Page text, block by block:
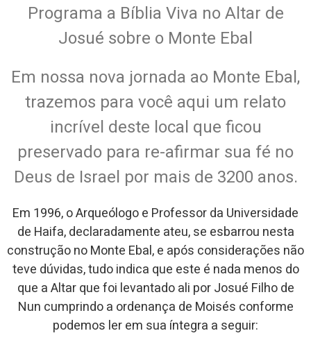
Programa a Bíblia Viva no Altar de
Josué sobre o Monte Ebal
Em nossa nova jornada ao Monte Ebal,
trazemos para você aqui um relato
incrível deste local que ficou
preservado para re-afirmar sua fé no
Deus de Israel por mais de 3200 anos.
Em 1996, o Arqueólogo e Professor da Universidade
de Haifa, declaradamente ateu, se esbarrou nesta
construção no Monte Ebal, e após considerações não
teve dúvidas, tudo indica que este é nada menos do
que a Altar que foi levantado ali por Josué Filho de
Nun cumprindo a ordenança de Moisés conforme
podemos ler em sua íntegra a seguir: